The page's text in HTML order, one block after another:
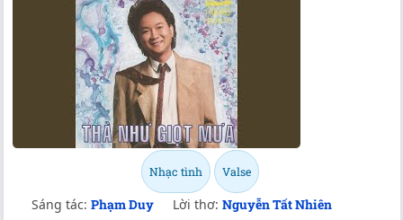
Nhạc tình Valse
Sáng tác: Phạm Duy Lời thơ: Nguyễn Tất Nhiên